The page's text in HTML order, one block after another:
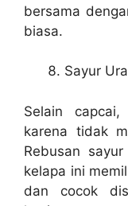
bersama
biasa.
Sayur
Selain
karena tidak
Rebusan
kelapa ini
dan cocok